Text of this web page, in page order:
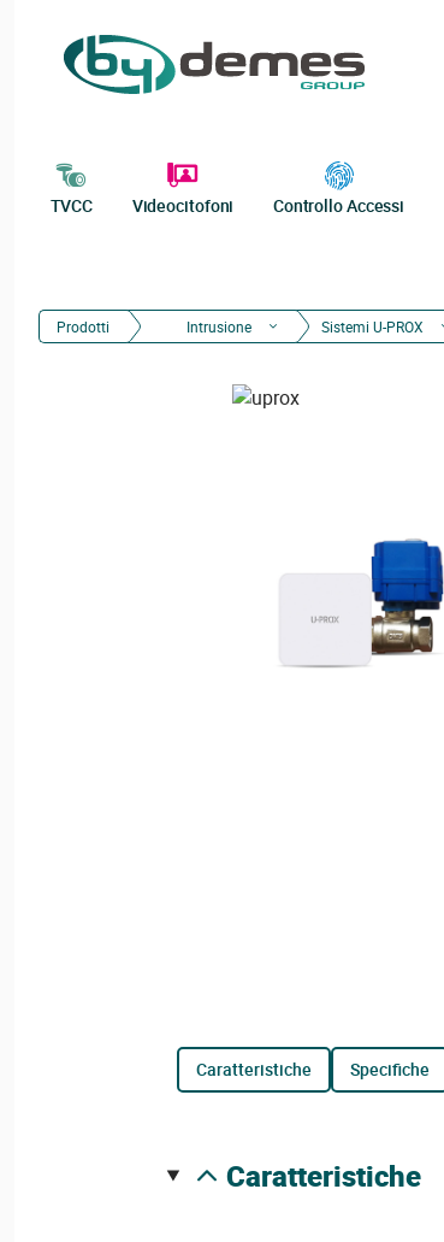
TVCC Videocitofoni Controllo Accessi
Prodotti Intrusione Sistemi U-PROX
caratteristiche specifiche
caratteristiche